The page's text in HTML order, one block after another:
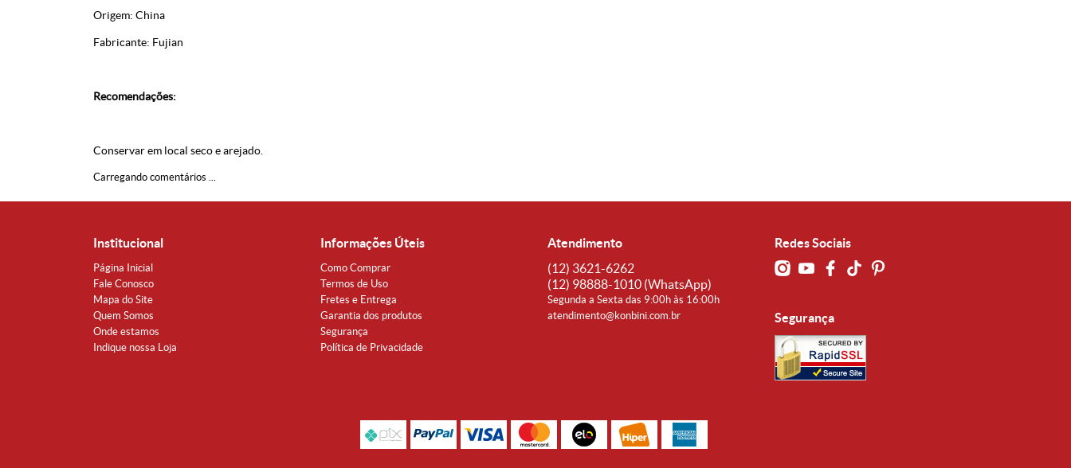
Origem: China
Fabricante: Fujian
Recomendações:
Conservar em local seco e arejado.
Carregando comentários ...
Institucional
Página Inicial
Fale Conosco
Mapa do Site
Quem Somos
Onde estamos
Indique nossa Loja
Informações Úteis
Como Comprar
Termos de Uso
Fretes e Entrega
Garantia dos produtos
Segurança
Política de Privacidade
Atendimento
(12) 3621-6262
(12) 98888-1010 (WhatsApp)
Segunda a Sexta das 9:00h às 16:00h
atendimento@konbini.com.br
Redes Sociais
Segurança